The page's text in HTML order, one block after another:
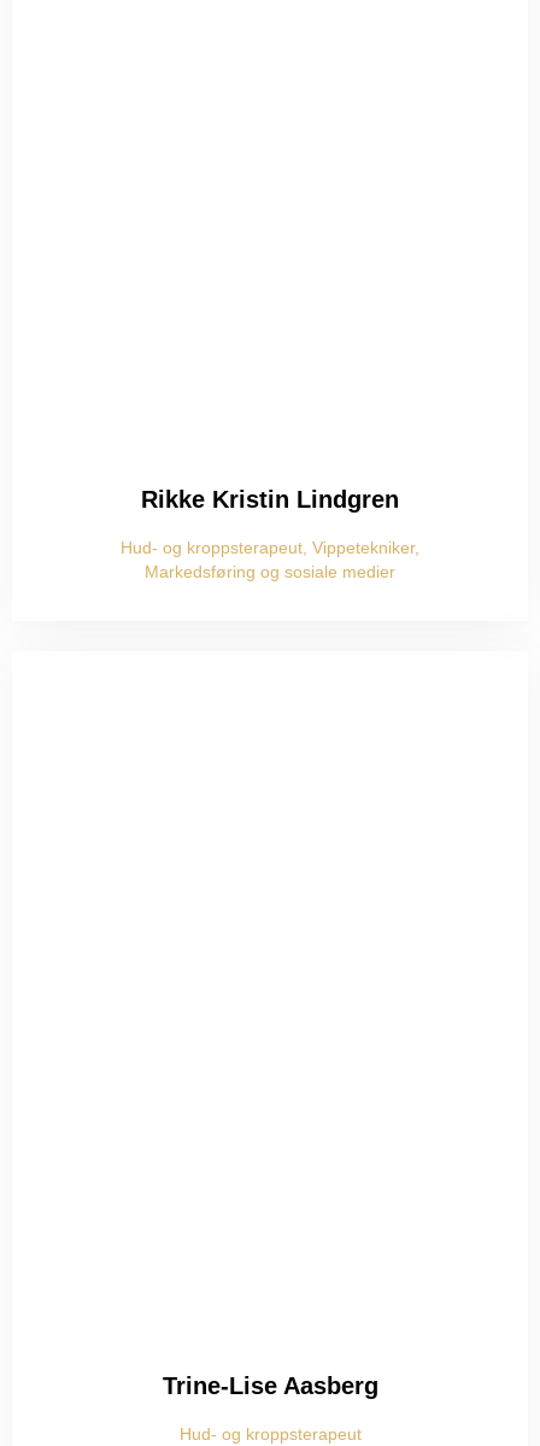
Rikke Kristin Lindgren
Hud- og kroppsterapeut, Vippetekniker,
Markedsføring og sosiale medier
Trine-Lise Aasberg
Hud- og kroppsterapeut